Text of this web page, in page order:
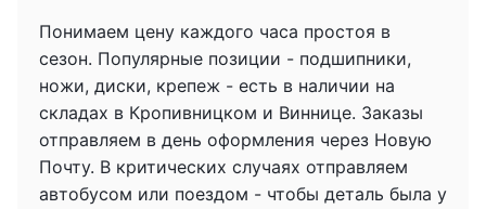
Понимаем цену каждого часа простоя в
сезон. Популярные позиции - подшипники,
ножи, диски, крепеж - есть в наличии на
складах в Кропивницком и Виннице. Заказы
отправляем в день оформления через Новую
Почту. В критических случаях отправляем
автобусом или поездом - чтобы деталь была у